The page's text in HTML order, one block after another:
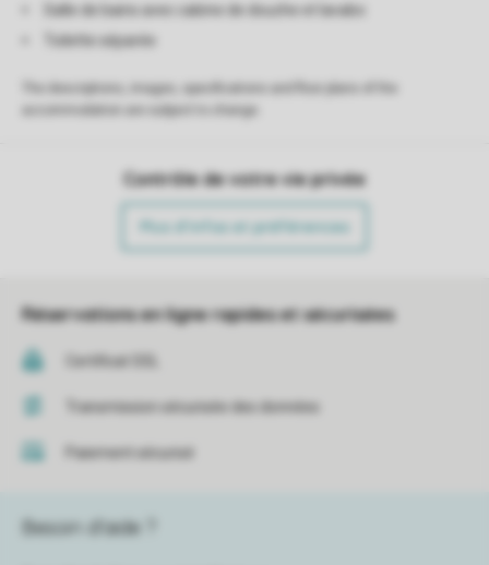
Salle de bains avec cabine de douche et lavabo
Toilette séparée
Contrôle de votre vie privée
Plus d’infos et préférences
Réservations en ligne rapides et sécurisées
Certificat SSL
Transmission sécurisée des données
Paiement sécurisé
Besoin d’aide ?